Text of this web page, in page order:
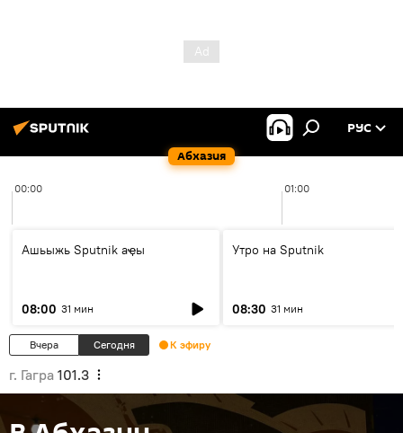
Абхазия
РУС
00:00 01:00
Ашьыжь Sputnik аҿы
08:00 31 мин
Утро на Sputnik
08:30 31 мин
Вчера Сегодня К эфиру
г. Гагра 101.3